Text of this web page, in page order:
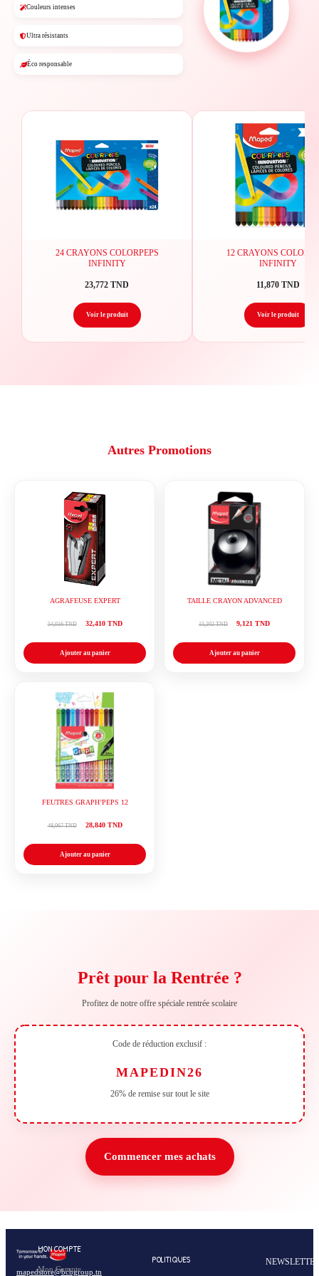
Couleurs intenses
Ultra résistants
Éco responsable
24 CRAYONS COLORPEPS
INFINITY
23,772 TND
Voir le produit
12 CRAYONS
INFINITY
11,870 TND
Voir le produit
Autres Promotions
AGRAFEUSE EXPERT
54,016 TND 32,410 TND
Ajouter au panier
TAILLE CRAYON ADVANCED
15,202 TND 9,121 TND
Ajouter au panier
FEUTRES GRAPH’PEPS 12
48,067 TND 28,840 TND
Ajouter au panier
Prêt pour la Rentrée ?
Profitez de notre offre spéciale rentrée scolaire
Code de réduction exclusif :
MAPEDIN26
26% de remise sur tout le site
Commencer mes achats
mapedstore@bcbgroup.tn
MON COMPTE
Mon Compte
POLITIQUES